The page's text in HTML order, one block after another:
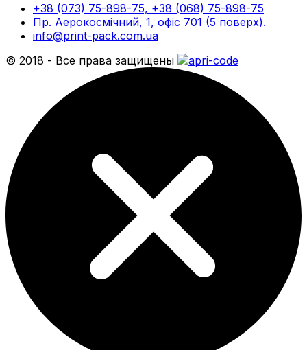
+38 (073) 75-898-75, +38 (068) 75-898-75
Пр. Аерокосмічний, 1, офіс 701 (5 поверх).
info@print-pack.com.ua
© 2018 - Все права защищены